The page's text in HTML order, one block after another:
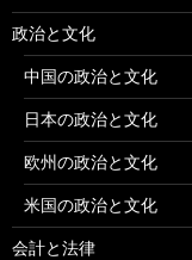
政治と文化
中国の政治と文化
日本の政治と文化
欧州の政治と文化
米国の政治と文化
会計と法律